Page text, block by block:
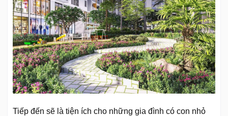
Tiếp đến sẽ là tiện ích cho những gia đình có con nhỏ